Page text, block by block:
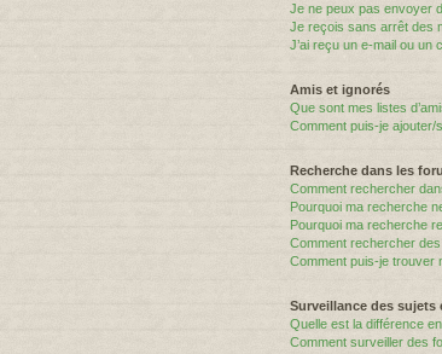
Je ne peux pas envoyer
Je reçois sans arrêt des
J’ai reçu un e-mail ou un
Amis et ignorés
Que sont mes listes
Comment puis-je ajouter/
Recherche dans les
Comment rechercher
Pourquoi ma recherche
Pourquoi ma recherche
Comment rechercher
Comment puis-je trouver
Surveillance des sujets
Quelle est la différence
Comment surveiller des